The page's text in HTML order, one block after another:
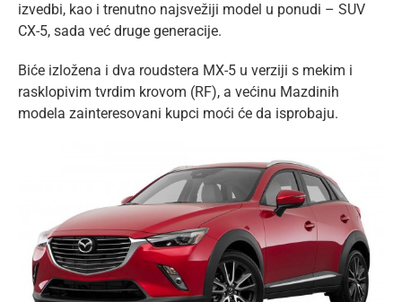
izvedbi, kao i trenutno najsvežiji model u ponudi – SUV
CX-5, sada već druge generacije.
Biće izložena i dva roudstera MX-5 u verziji s mekim i
rasklopivim tvrdim krovom (RF), a većinu Mazdinih
modela zainteresovani kupci moći će da isprobaju.